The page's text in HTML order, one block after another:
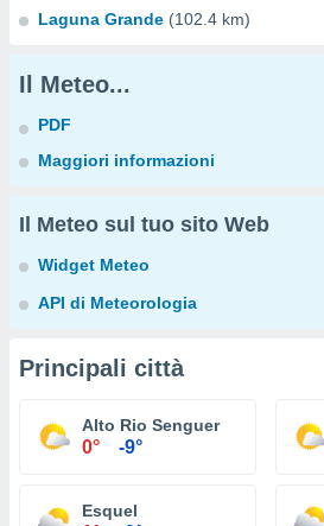
Laguna Grande (102.4 km)
Il Meteo...
PDF
Maggiori informazioni
Il Meteo sul tuo sito Web
Widget Meteo
API di Meteorologia
Principali città
Alto Rio Senguer
0° -9°
Esquel